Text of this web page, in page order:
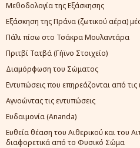
Μεθοδολογία της Εξάσκησης
Εξάσκηση της Πράνα (ζωτικού αέρα)
Πάλι πίσω στο Τσάκρα Μουλαντάρα
Πριτβί Τατβά (Γήϊνο Στοιχείο)
Διαμόρφωση του Σώματος
Εντυπώσεις που επηρεάζονται από τις
Αγνοώντας τις εντυπώσεις
Ευδαιμονία (Ananda)
Ευθεία θέαση του Αιθερικού και του
διαφορετικά από το Φυσικό Σώμα